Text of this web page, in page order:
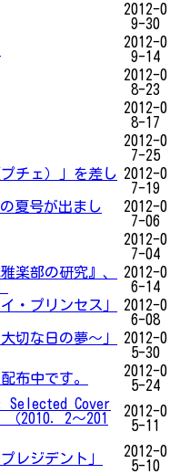
2012-0
9-30
2012-0
9-14
2012-0
8-23
2012-0
8-17
2012-0
7-25
チェ）」を差し 2012-0
7-19
号が出まし
2012-0
7-06
2012-0
7-04
楽部の研究』、
2012-0
6-14
・プリンセス」
2012-0
6-08
切な日の夢～」
2012-0
5-30
布中です。
2012-0
5-24
: Selected Cover
2010．2～201
2012-0
5-11
レジデント」
2012-0
5-10